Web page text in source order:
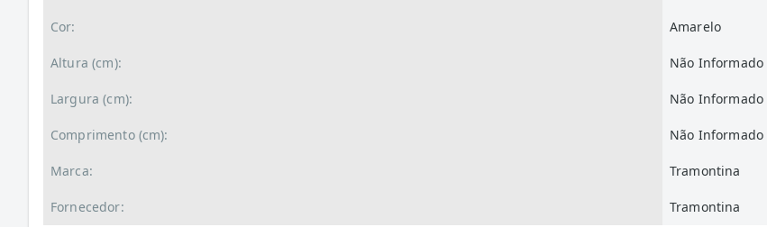
Cor: Amarelo
Altura (cm): Não Informado
Largura (cm): Não Informado
Comprimento (cm): Não Informado
Marca: Tramontina
Fornecedor: Tramontina